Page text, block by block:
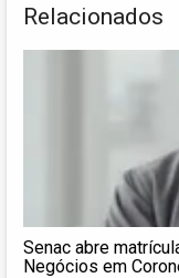
Relacionados
Senac abre
Negócios em